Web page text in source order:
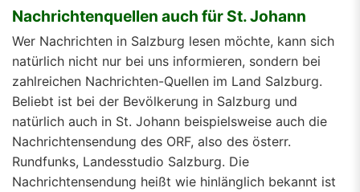
Nachrichtenquellen auch für St. Johann
Wer Nachrichten in Salzburg lesen möchte, kann sich
natürlich nicht nur bei uns informieren, sondern bei
zahlreichen Nachrichten-Quellen im Land Salzburg.
Beliebt ist bei der Bevölkerung in Salzburg und
natürlich auch in St. Johann beispielsweise auch die
Nachrichtensendung des ORF, also des österr.
Rundfunks, Landesstudio Salzburg. Die
Nachrichtensendung heißt wie hinlänglich bekannt ist